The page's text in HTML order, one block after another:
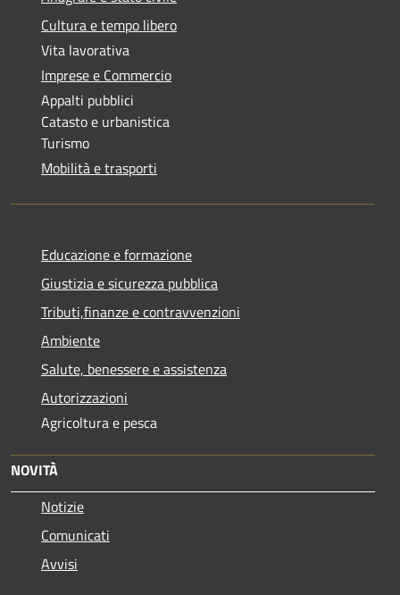
Cultura e tempo libero
Vita lavorativa
Imprese e Commercio
Appalti pubblici
Catasto e urbanistica
Turismo
Mobilità e trasporti
Educazione e formazione
Giustizia e sicurezza pubblica
Tributi,finanze e contravvenzioni
Ambiente
Salute, benessere e assistenza
Autorizzazioni
Agricoltura e pesca
NOVITÀ
Notizie
Comunicati
Avvisi